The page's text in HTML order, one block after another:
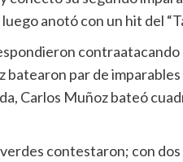
anotó con un hit del
contraatacando
batearon par de
Carlos Muñoz bateó
contestaron; con